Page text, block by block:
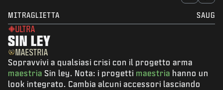
MITRAGLIETTA SAUG
ULTRA
SIN LEY
MAESTRIA
Sopravvivi a qualsiasi crisi con il progetto arma
maestria Sin ley. Nota: i progetti maestria hanno un
look integrato. Cambia alcuni accessori lasciando